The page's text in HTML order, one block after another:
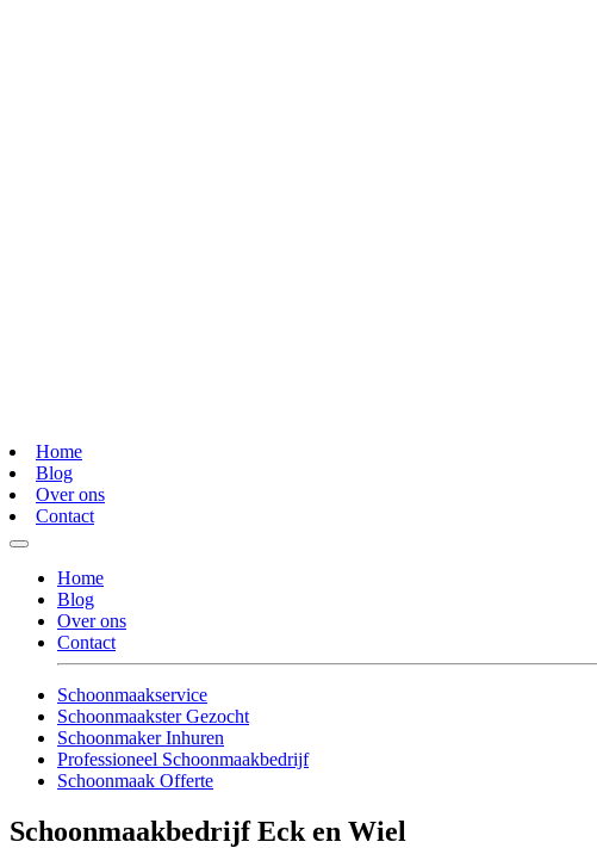
Home
Blog
Over ons
Contact
Home
Blog
Over ons
Contact
Schoonmaakservice
Schoonmaakster Gezocht
Schoonmaker Inhuren
Professioneel Schoonmaakbedrijf
Schoonmaak Offerte
Schoonmaakbedrijf Eck en Wiel